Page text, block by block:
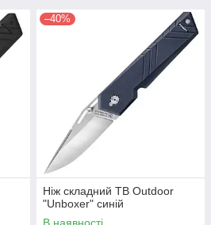
–40%
Ніж складний TB Outdoor
"Unboxer" синій